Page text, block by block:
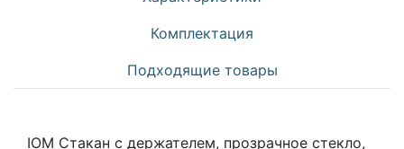
Комплектация
Подходящие товары
IOM Стакан с держателем, прозрачное стекло,